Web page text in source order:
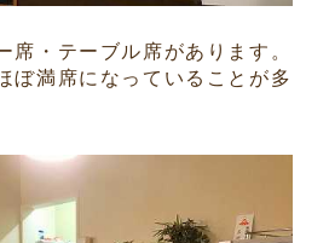
席・テーブル席があります。
ぼ満席になっていることが多